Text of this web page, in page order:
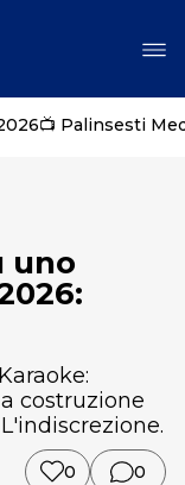
📺 Palinsesti
uno
costruzione
0 0